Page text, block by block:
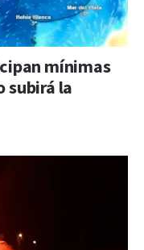
mínimas
subirá la